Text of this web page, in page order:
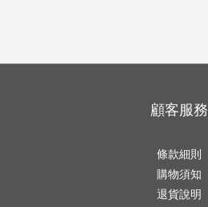
顧客服務
條款細則
購物須知
退貨說明